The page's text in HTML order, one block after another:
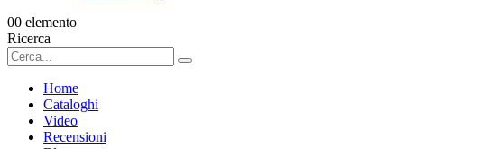
00 elemento
Ricerca
Home
Cataloghi
Video
Recensioni